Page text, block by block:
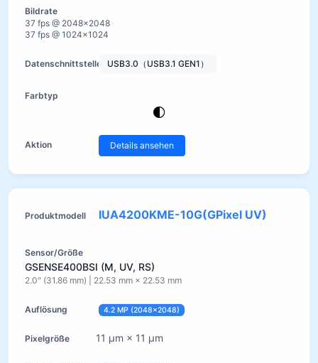
37 fps @ 2048×2048
37 fps @ 1024×1024
USB3.0（USB3.1 GEN1）
Details ansehen
IUA4200KME-10G(GPixel UV)
GSENSE400BSI (M, UV, RS)
2.0" (31.86 mm) | 22.53 mm × 22.53 mm
4.2 MP (2048×2048)
11 µm × 11 µm